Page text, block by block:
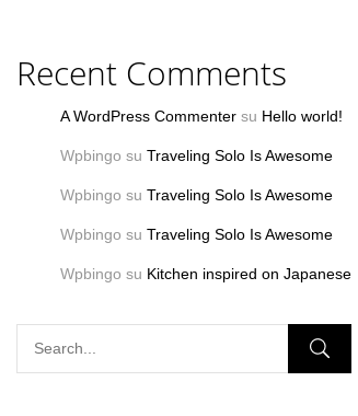
Recent Comments
A WordPress Commenter su Hello world!
Wpbingo su Traveling Solo Is Awesome
Wpbingo su Traveling Solo Is Awesome
Wpbingo su Traveling Solo Is Awesome
Wpbingo su Kitchen inspired on Japanese